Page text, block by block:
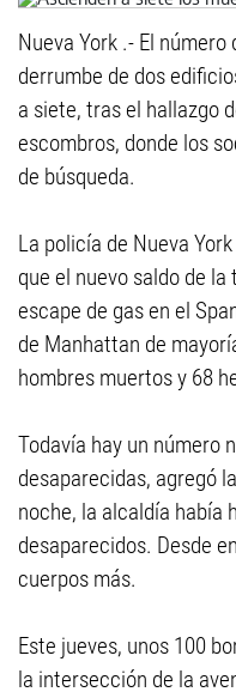
Nueva York .- El
derrumbe de dos
a siete, tras el hallazgo
escombros, donde los
de búsqueda.
La policía de Nueva
que el nuevo saldo de
escape de gas en el
de Manhattan de
hombres muertos y 68
Todavía hay un número
desaparecidas, agregó
noche, la alcaldía había
desaparecidos. Desde
cuerpos más.
Este jueves, unos 100
la intersección de la